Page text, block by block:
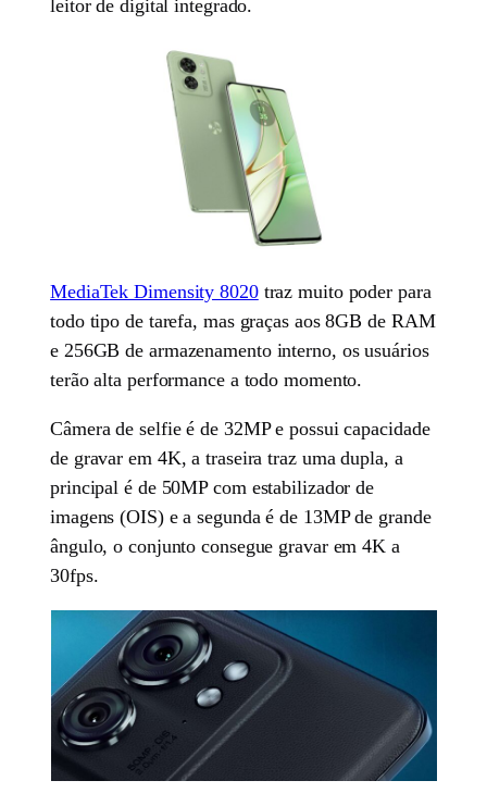
leitor de digital integrado.
MediaTek Dimensity 8020traz muito poder para
todo tipo de tarefa, mas graças aos 8GB de RAM
e 256GB de armazenamento interno, os usuários
terão alta performance a todo momento.
Câmera de selfie é de 32MP e possui capacidade
de gravar em 4K, a traseira traz uma dupla, a
principal é de 50MP com estabilizador de
imagens (OIS) e a segunda é de 13MP de grande
ângulo, o conjunto consegue gravar em 4K a
30fps.